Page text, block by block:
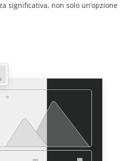
significativa, non solo un’opzione